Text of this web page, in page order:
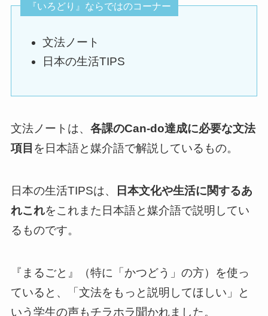
『いろどり』ならではのコーナー
文法ノート
日本の生活TIPS
文法ノートは、 各課のCan-do達成に必要な文法
項目 を日本語と媒介語で解説しているもの。
日本の生活TIPSは、
日本文化や生活に関するあ
れこれをこれまた日本語と媒介語で説明してい
るものです。
『まるごと』（特に「かつどう」の方）を使っ
ていると、「文法をもっと説明してほしい」と
いう学生の声もチラホラ聞かれました。